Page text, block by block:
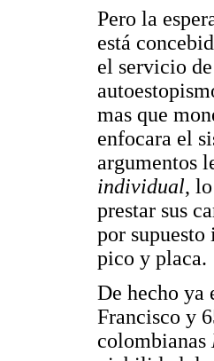
Pero la
está
el servicio
mas que
enfocara el
argumentos
individual,
prestar sus
por supuesto
pico y placa.
De hecho ya
Francisco y
colombianas